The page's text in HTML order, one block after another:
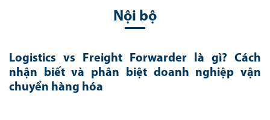
Nội bộ
Logistics vs Freight Forwarder là gì? Cách
nhận biết và phân biệt doanh nghiệp vận
chuyển hàng hóa